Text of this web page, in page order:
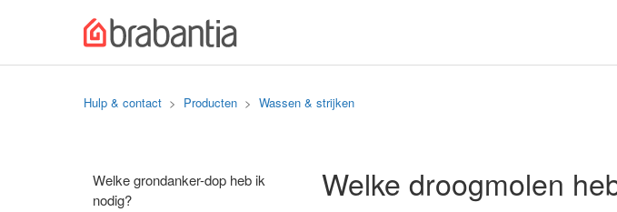
Hulp & contact Producten Wassen & strijken
Welke grondanker-dop heb ik
nodig?
Welke droogmolen